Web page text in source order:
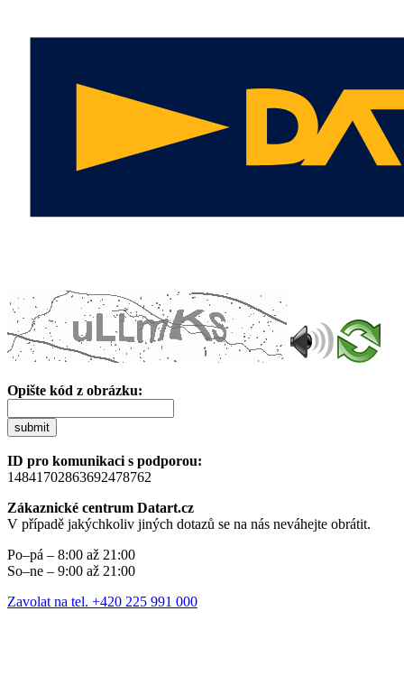
Opište kód z obrázku:
submit
ID pro komunikaci s podporou:
14841702863692478762
Zákaznické centrum Datart.cz
V případě jakýchkoliv jiných dotazů se na nás neváhejte obrátit.
Po–pá – 8:00 až 21:00
So–ne – 9:00 až 21:00
Zavolat na tel. +420 225 991 000